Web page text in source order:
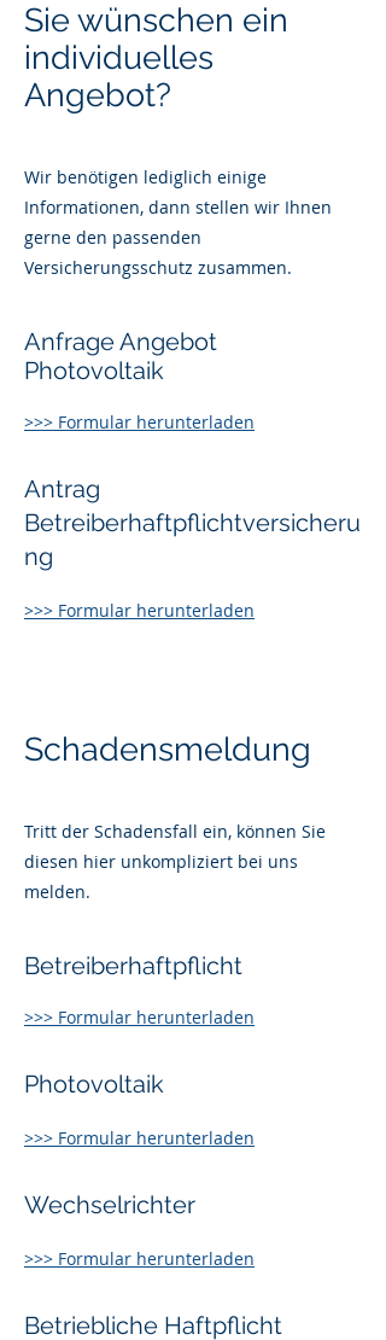
Sie wünschen ein
individuelles
Angebot?
Wir benötigen lediglich einige
Informationen, dann stellen wir Ihnen
gerne den passenden
Versicherungsschutz zusammen.
Anfrage Angebot
Photovoltaik
>>> Formular herunterladen
Antrag
Betreiberhaftpflichtversicheru
ng
>>> Formular herunterladen
Schadensmeldung
Tritt der Schadensfall ein, können Sie
diesen hier unkompliziert bei uns
melden.
Betreiberhaftpflicht
>>> Formular herunterladen
Photovoltaik
>>> Formular herunterladen
Wechselrichter
>>> Formular herunterladen
Betriebliche Haftpflicht